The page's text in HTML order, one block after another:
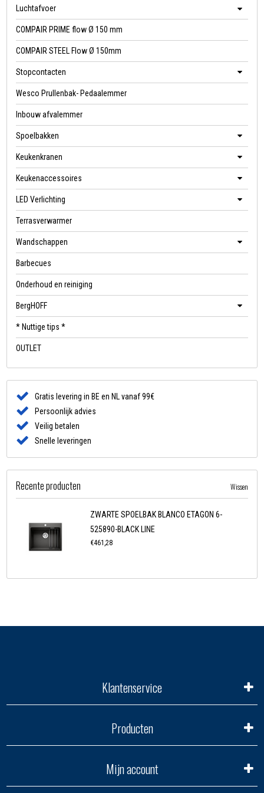
Luchtafvoer
COMPAIR PRIME flow Ø 150 mm
COMPAIR STEEL Flow Ø 150mm
Stopcontacten
Wesco Prullenbak- Pedaalemmer
Inbouw afvalemmer
Spoelbakken
Keukenkranen
Keukenaccessoires
LED Verlichting
Terrasverwarmer
Wandschappen
Barbecues
Onderhoud en reiniging
BergHOFF
* Nuttige tips *
OUTLET
Gratis levering in BE en NL vanaf 99€
Persoonlijk advies
Veilig betalen
Snelle leveringen
Recente producten Wissen
ZWARTE SPOELBAK BLANCO ETAGON 6-
525890-BLACK LINE
€461,28
Klantenservice
Producten
Mijn account